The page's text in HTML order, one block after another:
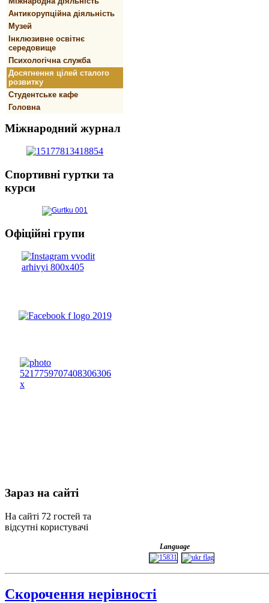
Антикорупційна діяльність
Музей
Інклюзивне освітнє
середовище
Психологічна служба
Досягнення цілей сталого
розвитку
Студентське кафе
Головна
Міжнародний журнал
Спортивнi гуртки та
курси
Офіційні групи
Зараз на сайті
На сайті 72 гостей та
відсутні користувачі
Language
Скорочення нерівності